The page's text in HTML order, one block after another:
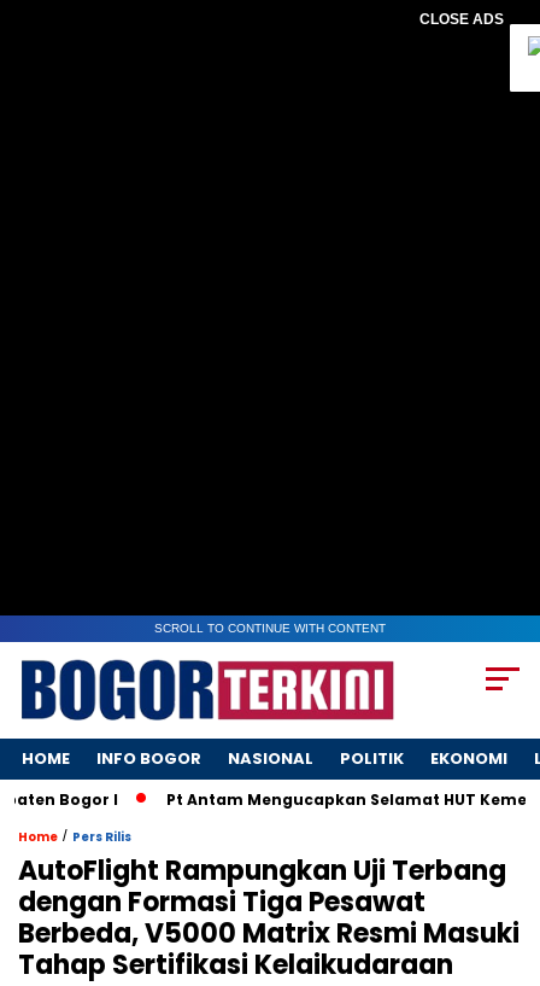
CLOSE ADS
SCROLL TO CONTINUE WITH CONTENT
HOME INFO BOGOR NASIONAL POLITIK EKONOMI
Bogor I Pt Antam Mengucapkan Selamat HUT
Home / Pers Rilis
AutoFlight Rampungkan Uji Terbang
dengan Formasi Tiga Pesawat
Berbeda, V5000 Matrix Resmi Masuki
Tahap Sertifikasi Kelaikudaraan